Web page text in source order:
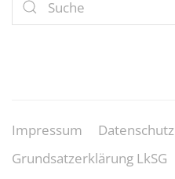
Impressum
Datenschutz
Grundsatzerklärung LkSG